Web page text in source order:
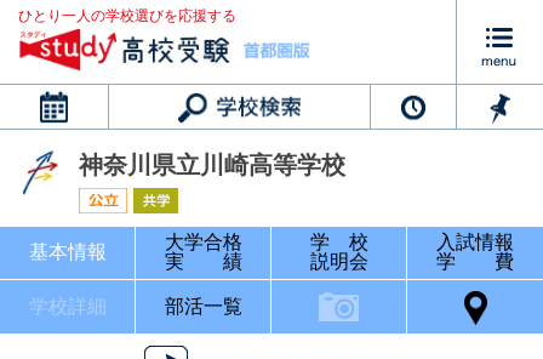
ひとり一人の学校選びを応援する
カレンダー
神奈川県立川崎高等学校
基本情報
大学合格
実 績
学 校
説明会
入試情報
学 費
学校詳細 部活一覧